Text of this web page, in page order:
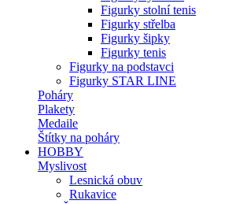
Figurky stolní tenis
Figurky střelba
Figurky šipky
Figurky tenis
Figurky na podstavci
Figurky STAR LINE
Poháry
Plakety
Medaile
Štítky na poháry
HOBBY
Myslivost
Lesnická obuv
Rukavice